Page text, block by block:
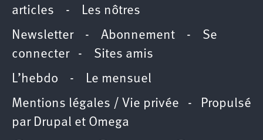
articles - Les nôtres
Newsletter- Abonnement - Se
connecter- Sites amis
L’hebdo - Le mensuel
Mentions légales / Vie privée - Propulsé
par Drupal et Omega